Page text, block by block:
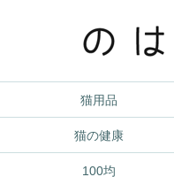
猫用品
猫の健康
100均